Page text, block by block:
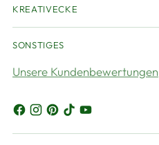
KREATIVECKE
SONSTIGES
Unsere Kundenbewertungen